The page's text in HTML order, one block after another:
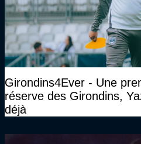
Girondins4Ever - Une
réserve des Girondins,
déjà